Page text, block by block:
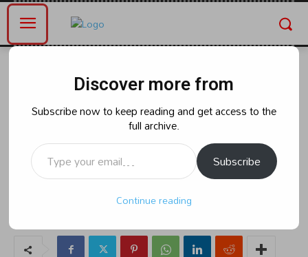
ఏపీ అసెంబ్లీ స్పీకర్ గా గోరంట్ల
బుచ్చయ్య ప్రమాణ స్వీకారం
naradanews.in Thursday, June 20, 2024 6:12 pm
Discover more from
Subscribe now to keep reading and get access to the
full archive.
Type your email…
Subscribe
Continue reading